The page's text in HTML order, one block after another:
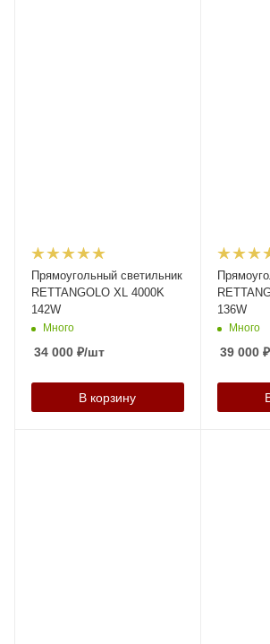
Прямоугольный светильник
RETTANGOLO XL 4000K
142W
Много
34 000 ₽/шт
В корзину
136W
Много
39 000₽